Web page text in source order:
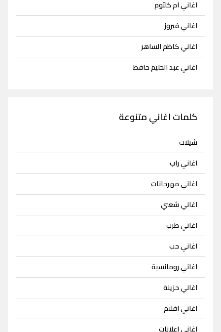
اغاني ام كلثوم
اغاني فيروز
اغاني كاظم الساهر
اغاني عبد الحليم حافظ
كلمات اغاني متنوعة
شيلات
اغاني راب
اغاني مهرجانات
اغاني شعبي
اغاني طرب
اغاني حب
اغاني رومانسية
اغاني حزينة
اغاني افلام
اغاني اعلانات